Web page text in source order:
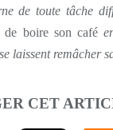
de toute tâche
de boire son café
laissent remâcher
CET